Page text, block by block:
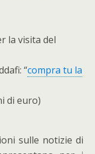
la visita del
“compra tu la
di euro)
sulle notizie di